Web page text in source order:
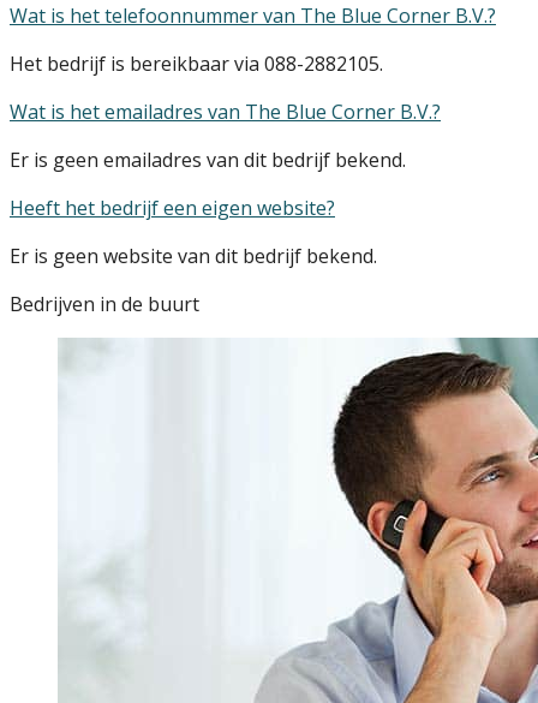
Wat is het telefoonnummer van The Blue Corner B.V.?
Het bedrijf is bereikbaar via 088-2882105.
Wat is het emailadres van The Blue Corner B.V.?
Er is geen emailadres van dit bedrijf bekend.
Heeft het bedrijf een eigen website?
Er is geen website van dit bedrijf bekend.
Bedrijven in de buurt